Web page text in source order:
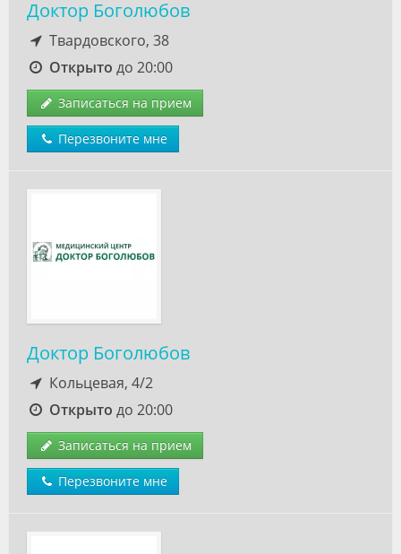
Доктор Боголюбов
Твардовского, 38
Открыто до 20:00
Записаться на прием
Перезвоните мне
Доктор Боголюбов
Кольцевая, 4/2
Открыто до 20:00
Записаться на прием
Перезвоните мне